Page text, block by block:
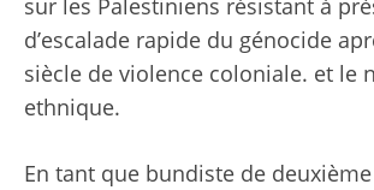
d’escalade rapide du génocide
siècle de violence coloniale. et le
ethnique.
En tant que bundiste de